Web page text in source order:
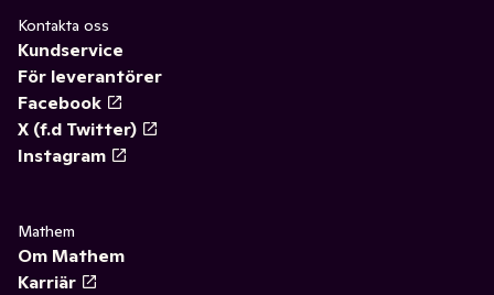
Kontakta oss
Kundservice
För leverantörer
Facebook
X (f.d Twitter)
Instagram
Mathem
Om Mathem
Karriär